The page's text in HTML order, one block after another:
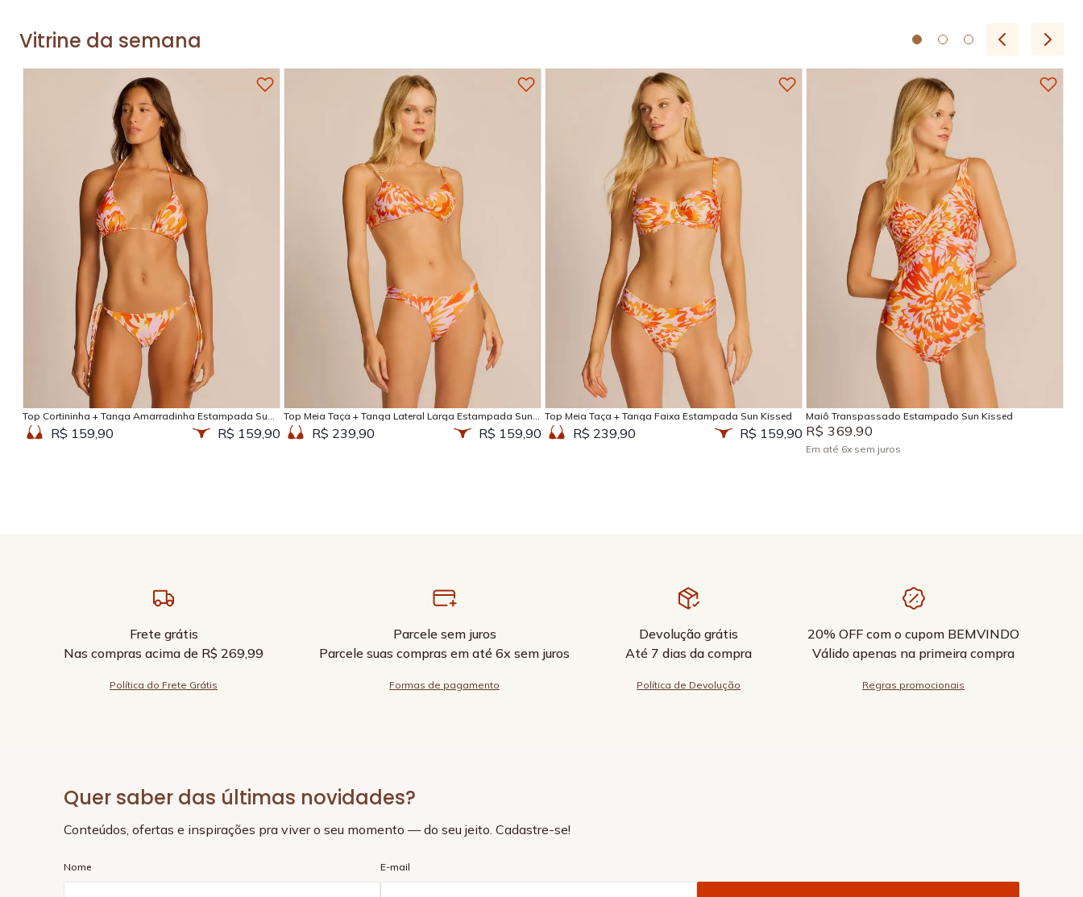
Vitrine da semana
Adicionar na sacola
Top Cortininha + Tanga Amarradinha Estampada Sun
Kissed R$ 159,90 R$ 159,90
Adicionar na sacola
Top Meia Taça + Tanga Lateral Larga Estampada Sun
Kissed R$ 239,90 R$ 159,90
Adicionar na sacola
Top Meia Taça + Tanga Faixa Estampada Sun Kissed
R$ 239,90 R$ 159,90
M G GG
Adicionar na sacola
Maiô Transpassado Estampado Sun Kissed
R$ 369 ,90
Em até 6x sem juros
Frete grátis
Nas compras acima de R$ 269,99
Política do Frete Grátis
Parcele sem juros
Parcele suas compras em até 6x sem juros
Formas de pagamento
Devolução grátis
Até 7 dias da compra
Política de Devolução
20% OFF com o cupom BEMVINDO
Válido apenas na primeira compra
Regras promocionais
Quer saber das últimas novidades?
Conteúdos, ofertas e inspirações pra viver o seu momento — do seu jeito. Cadastre-se!
Nome E-mail